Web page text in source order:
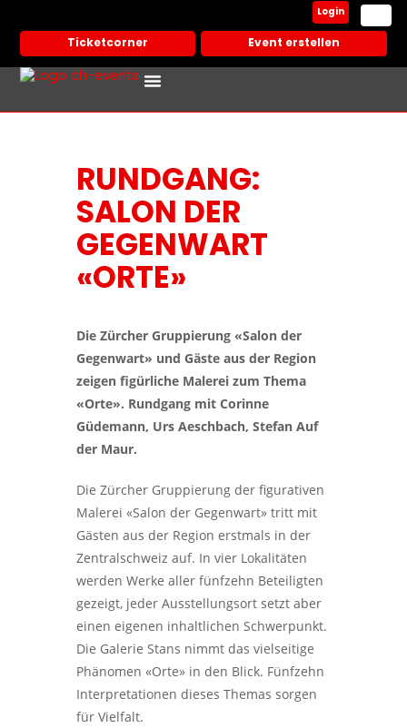
Ticketcorner Event erstellen
Login
RUNDGANG:
SALON DER
GEGENWART
«ORTE»
Die Zürcher Gruppierung «Salon der
Gegenwart» und Gäste aus der Region
zeigen figürliche Malerei zum Thema
«Orte». Rundgang mit Corinne
Güdemann, Urs Aeschbach, Stefan Auf
der Maur.
Die Zürcher Gruppierung der figurativen
Malerei «Salon der Gegenwart» tritt mit
Gästen aus der Region erstmals in der
Zentralschweiz auf. In vier Lokalitäten
werden Werke aller fünfzehn Beteiligten
gezeigt, jeder Ausstellungsort setzt aber
einen eigenen inhaltlichen Schwerpunkt.
Die Galerie Stans nimmt das vielseitige
Phänomen «Orte» in den Blick. Fünfzehn
Interpretationen dieses Themas sorgen
für Vielfalt.